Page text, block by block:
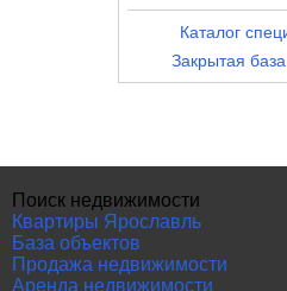
Каталог
Закрытая
Поиск недвижимости
Квартиры Ярославль
База объектов
Продажа недвижимости
Аренда недвижимости